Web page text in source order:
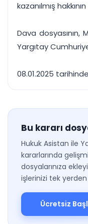
kazanılmış
Dava
Yargıtay
08.01.2025
Bu kararı
Hukuk Asistan ile
kararlarında
dosyalarınıza
işlerinizi tek
Ücretsiz